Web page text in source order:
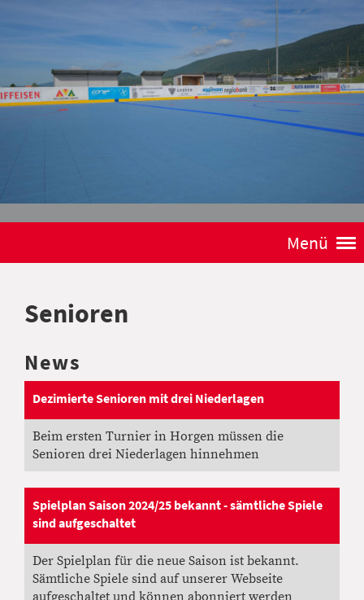
Menü
Senioren
News
Dezimierte Senioren mit drei Niederlagen
Beim ersten Turnier in Horgen müssen die
Senioren drei Niederlagen hinnehmen
Spielplan Saison 2024/25 bekannt - sämtliche Spiele
sind aufgeschaltet
Der Spielplan für die neue Saison ist bekannt.
Sämtliche Spiele sind auf unserer Webseite
aufgeschaltet und können abonniert werden